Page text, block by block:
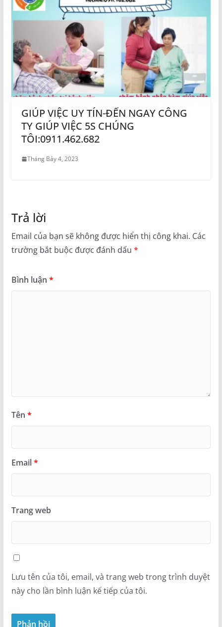
GIÚP VIỆC UY TÍN-ĐẾN NGAY CÔNG
TY GIÚP VIỆC 5S CHÚNG
TÔI:0911.462.682
Tháng Bảy 4, 2023
Trả lời
Email của bạn sẽ không được hiển thị công khai. Các
trường bắt buộc được đánh dấu *
Bình luận *
Tên *
Email*
Trang web
Lưu tên của tôi, email, và trang web trong trình duyệt
này cho lần bình luận kế tiếp của tôi.